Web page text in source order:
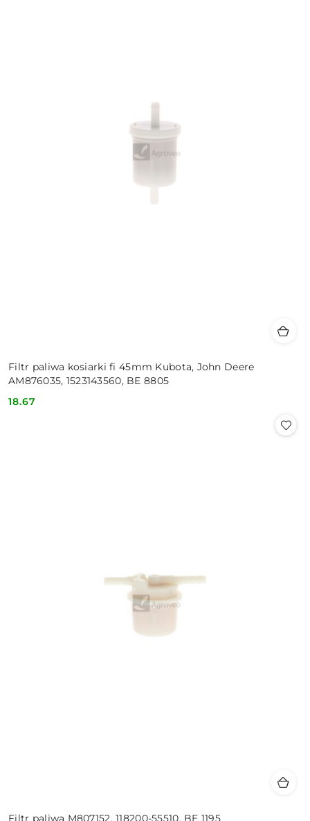
Filtr paliwa kosiarki fi 45mm Kubota, John Deere
AM876035, 1523143560, BE 8805
Cena:
18.67
Filtr paliwa M807152, 118200-55510, BE 1195